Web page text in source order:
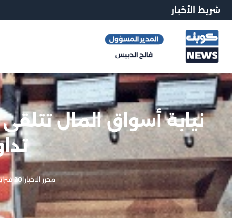
شريط الأخبار
محرر الاخبار|20 فبراير, 2013